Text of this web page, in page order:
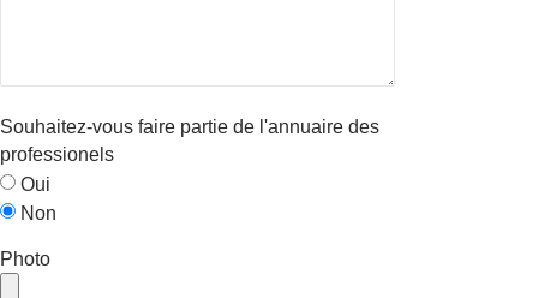
Souhaitez-vous faire partie de l'annuaire des
professionels
Oui
Non
Photo